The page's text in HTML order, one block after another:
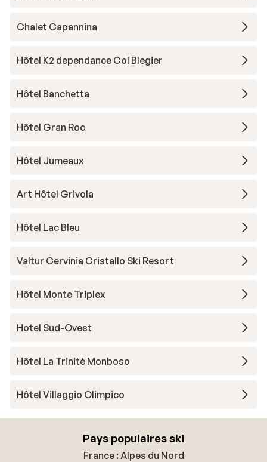
Chalet Capannina
Hôtel K2 dependance Col Blegier
Hôtel Banchetta
Hôtel Gran Roc
Hôtel Jumeaux
Art Hôtel Grivola
Hôtel Lac Bleu
Valtur Cervinia Cristallo Ski Resort
Hôtel Monte Triplex
Hotel Sud-Ovest
Hôtel La Trinitè Monboso
Hôtel Villaggio Olimpico
Pays populaires ski
France : Alpes du Nord